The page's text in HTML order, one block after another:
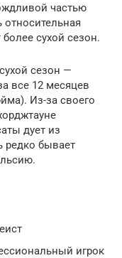
частью
относительная
сухой сезон.
сезон —
все 12 месяцев
Из-за своего
дует из
редко бывает
игрок